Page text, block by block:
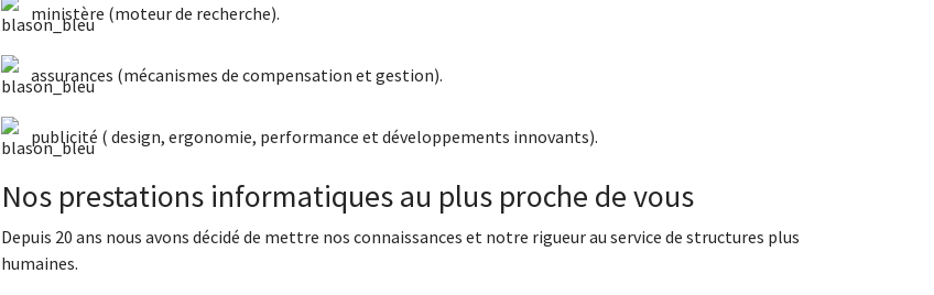
ministère (moteur de recherche).
assurances (mécanismes de compensation et gestion).
publicité ( design, ergonomie, performance et développements innovants).
Nos prestations informatiques au plus proche de vous
Depuis 20 ans nous avons décidé de mettre nos connaissances et notre rigueur au service de structures plus
humaines.